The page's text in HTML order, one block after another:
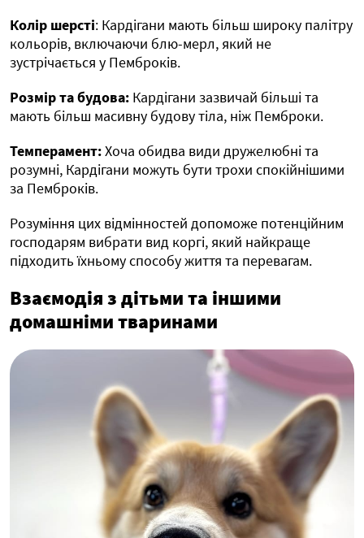
Колір шерсті: Кардігани мають більш широку палітру
кольорів, включаючи блю-мерл, який не
зустрічається у Пемброків.
Розмір та будова: Кардігани зазвичай більші та
мають більш масивну будову тіла, ніж Пемброки.
Темперамент:Хоча обидва види дружелюбні та
розумні, Кардігани можуть бути трохи спокійнішими
за Пемброків.
Розуміння цих відмінностей допоможе потенційним
господарям вибрати вид коргі, який найкраще
підходить їхньому способу життя та перевагам.
Взаємодія з дітьми та іншими
домашніми тваринами